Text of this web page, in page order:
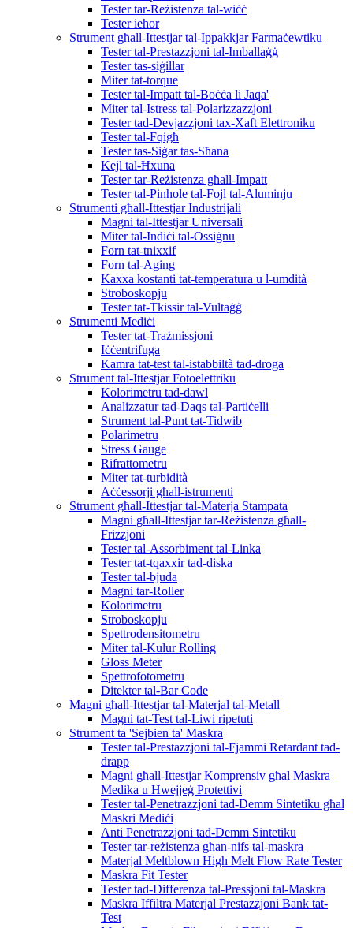
Tester tar-Reżistenza tal-wiċċ
Tester ieħor
Strument għall-Ittestjar tal-Ippakkjar Farmaċewtiku
Tester tal-Prestazzjoni tal-Imballaġġ
Tester tas-siġillar
Miter tat-torque
Tester tal-Impatt tal-Boċċa li Jaqa'
Miter tal-Istress tal-Polarizzazzjoni
Tester tad-Devjazzjoni tax-Xaft Elettroniku
Tester tal-Fqigħ
Tester tas-Siġar tas-Sħana
Kejl tal-Ħxuna
Tester tar-Reżistenza għall-Impatt
Tester tal-Pinhole tal-Fojl tal-Aluminju
Strumenti għall-Ittestjar Industrijali
Magni tal-Ittestjar Universali
Miter tal-Indiċi tal-Ossiġnu
Forn tat-tnixxif
Forn tal-Aging
Kaxxa kostanti tat-temperatura u l-umdità
Stroboskopju
Tester tat-Tkissir tal-Vultaġġ
Strumenti Mediċi
Tester tat-Trażmissjoni
Iċċentrifuga
Kamra tat-test tal-istabbiltà tad-droga
Strument tal-Ittestjar Fotoelettriku
Kolorimetru tad-dawl
Analizzatur tad-Daqs tal-Partiċelli
Strument tal-Punt tat-Tidwib
Polarimetru
Stress Gauge
Rifrattometru
Miter tat-turbidità
Aċċessorji għall-istrumenti
Strument għall-Ittestjar tal-Materja Stampata
Magni għall-Ittestjar tar-Reżistenza għall-
Frizzjoni
Tester tal-Assorbiment tal-Linka
Tester tat-tqaxxir tad-diska
Tester tal-bjuda
Magni tar-Roller
Kolorimetru
Stroboskopju
Spettrodensitometru
Miter tal-Kulur Rolling
Gloss Meter
Spettrofotometru
Ditekter tal-Bar Code
Magni għall-Ittestjar tal-Materjal tal-Metall
Magni tat-Test tal-Liwi ripetuti
Strument ta 'Sejbien ta' Maskra
Tester tal-Prestazzjoni tal-Fjammi Retardant tad-
drapp
Magni għall-Ittestjar Komprensiv għal Maskra
Medika u Ħwejjeġ Protettivi
Tester tal-Penetrazzjoni tad-Demm Sintetiku għal
Maskri Mediċi
Anti Penetrazzjoni tad-Demm Sintetiku
Tester tar-reżistenza għan-nifs tal-maskra
Materjal Meltblown High Melt Flow Rate Tester
Maskra Fit Tester
Tester tad-Differenza tal-Pressjoni tal-Maskra
Maskra Iffiltra Materjal Prestazzjoni Bank tat-
Test